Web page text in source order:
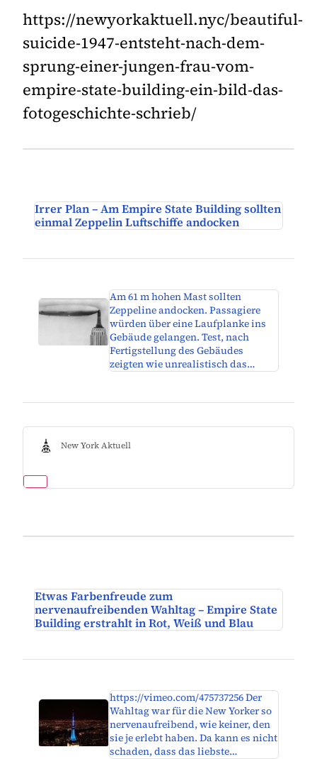
https://newyorkaktuell.nyc/beautiful-
suicide-1947-entsteht-nach-dem-
sprung-einer-jungen-frau-vom-
empire-state-building-ein-bild-das-
fotogeschichte-schrieb/
Irrer Plan – Am Empire State Building sollten
einmal Zeppelin Luftschiffe andocken
Am 61 m hohen Mast sollten
Zeppeline andocken. Passagiere
würden über eine Laufplanke ins
Gebäude gelangen. Test, nach
Fertigstellung des Gebäudes
zeigten wie unrealistisch das…
New York Aktuell
Etwas Farbenfreude zum
nervenaufreibenden Wahltag – Empire State
Building erstrahlt in Rot, Weiß und Blau
https://vimeo.com/475737256 Der
Wahltag war für die New Yorker so
nervenaufreibend, wie keiner, den
sie je erlebt haben. Da kann es nicht
schaden, dass das liebste…